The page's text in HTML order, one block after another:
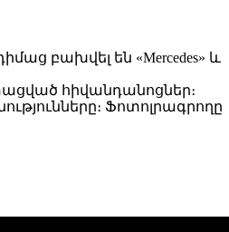
բախվել են «Mercedes» և
հիվանդանոցներ։
Ֆոտոլրագրողը